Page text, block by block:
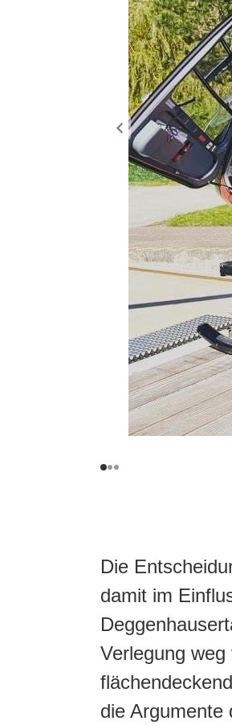
Die
damit im
Verlegung
die Argumente